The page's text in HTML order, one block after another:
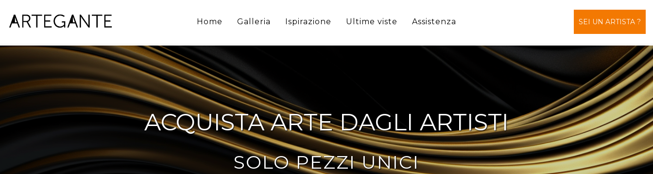
Home Galleria Ispirazione Ultime viste Assistenza SEI UN ARTISTA ?
ACQUISTA ARTE DAGLI ARTISTI
SOLO PEZZI UNICI